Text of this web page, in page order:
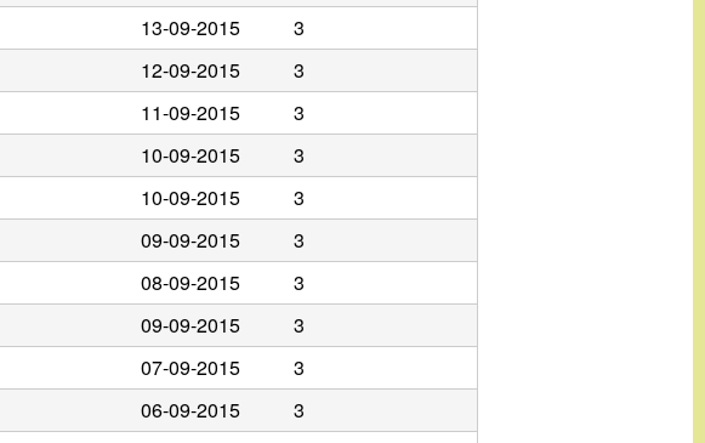
13-09-2015
3
12-09-2015
3
11-09-2015
3
10-09-2015
3
10-09-2015
3
09-09-2015
3
08-09-2015
3
09-09-2015
3
07-09-2015
3
06-09-2015
3